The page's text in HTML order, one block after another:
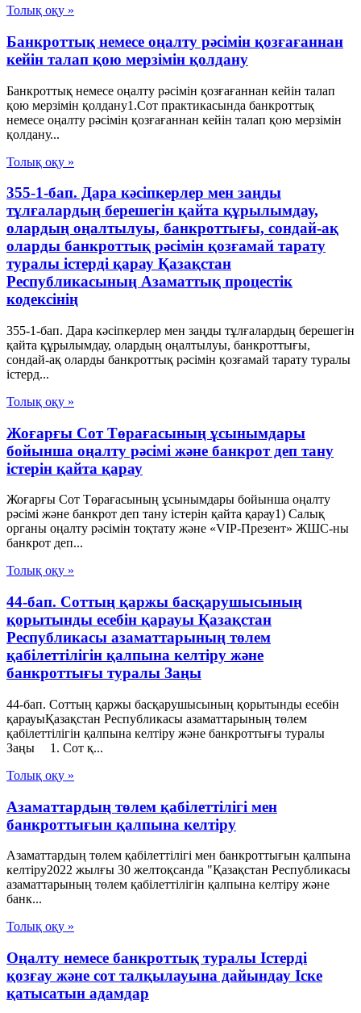
Толық оқу »
Банкроттық немесе оңалту рәсімін қозғағаннан
кейін талап қою мерзімін қолдану
Банкроттық немесе оңалту рәсімін қозғағаннан кейін талап
қою мерзімін қолдану1.Сот практикасында банкроттық
немесе оңалту рәсімін қозғағаннан кейін талап қою мерзімін
қолдану...
Толық оқу »
355-1-бап. Дара кәсіпкерлер мен заңды
тұлғалардың берешегін қайта құрылымдау,
олардың оңалтылуы, банкроттығы, сондай-ақ
оларды банкроттық рәсімін қозғамай тарату
туралы істерді қарау Қазақстан
Республикасының Азаматтық процестік
кодексінің
355-1-бап. Дара кәсіпкерлер мен заңды тұлғалардың берешегін
қайта құрылымдау, олардың оңалтылуы, банкроттығы,
сондай-ақ оларды банкроттық рәсімін қозғамай тарату туралы
істерд...
Толық оқу »
Жоғарғы Сот Төрағасының ұсынымдары
бойынша оңалту рәсімі және банкрот деп тану
істерін қайта қарау
Жоғарғы Сот Төрағасының ұсынымдары бойынша оңалту
рәсімі және банкрот деп тану істерін қайта қарау1) Салық
органы оңалту рәсімін тоқтату және «VIP-Презент» ЖШС-ны
банкрот деп...
Толық оқу »
44-бап. Соттың қаржы басқарушысының
қорытынды есебін қарауы Қазақстан
Республикасы азаматтарының төлем
қабілеттілігін қалпына келтіру және
банкроттығы туралы Заңы
44-бап. Соттың қаржы басқарушысының қорытынды есебін
қарауыҚазақстан Республикасы азаматтарының төлем
қабілеттілігін қалпына келтіру және банкроттығы туралы
Заңы 1. Сот қ...
Толық оқу »
Азаматтардың төлем қабілеттілігі мен
банкроттығын қалпына келтіру
Азаматтардың төлем қабілеттілігі мен банкроттығын қалпына
келтіру2022 жылғы 30 желтоқсанда "Қазақстан Республикасы
азаматтарының төлем қабілеттілігін қалпына келтіру және
банк...
Толық оқу »
Оңалту немесе банкроттық туралы Істерді
қозғау және сот талқылауына дайындау Іске
қатысатын адамдар